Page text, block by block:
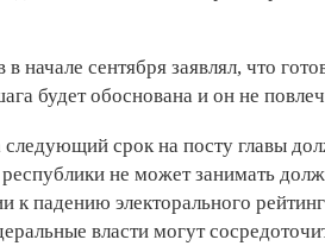
начале сентября заявлял, что
будет обоснована и он не
срок на посту главы
республики не может занимать
к падению электорального
власти могут